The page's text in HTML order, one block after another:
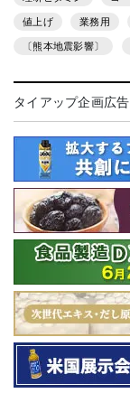
値上げ 業務用
〔熊本地震影響〕
タイアップ企画広告